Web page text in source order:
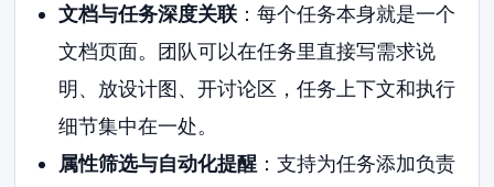
文档与任务深度关联：每个任务本身就是一个
文档页面。团队可以在任务里直接写需求说
明、放设计图、开讨论区，任务上下文和执行
细节集中在一处。
属性筛选与自动化提醒：支持为任务添加负责